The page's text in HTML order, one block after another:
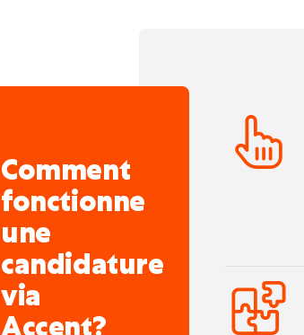
Comment
fonctionne
une
candidature
via
Accent?